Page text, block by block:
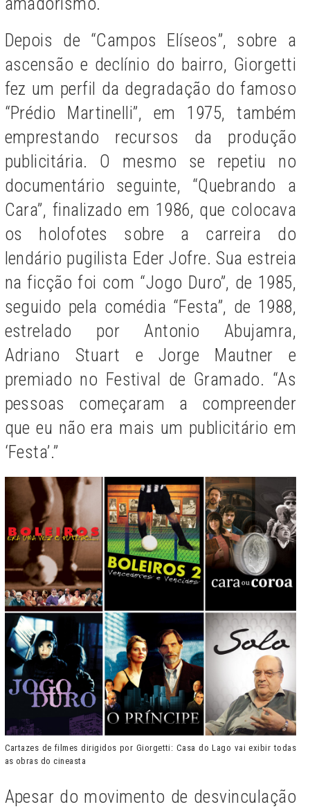
Depois de “Campos Elíseos”, sobre a
ascensão e declínio do bairro, Giorgetti
fez um perfil da degradação do famoso
“Prédio Martinelli”, em 1975, também
emprestando recursos da produção
publicitária. O mesmo se repetiu no
documentário seguinte, “Quebrando a
Cara”, finalizado em 1986, que colocava
os holofotes sobre a carreira do
lendário pugilista Eder Jofre. Sua estreia
na ficção foi com “Jogo Duro”, de 1985,
seguido pela comédia “Festa”, de 1988,
estrelado por Antonio Abujamra,
Adriano Stuart e Jorge Mautner e
premiado no Festival de Gramado. “As
pessoas começaram a compreender
que eu não era mais um publicitário em
‘Festa’.”
Cartazes de filmes dirigidos por Giorgetti: Casa do Lago vai exibir todas
as obras do cineasta
Apesar do movimento de desvinculação